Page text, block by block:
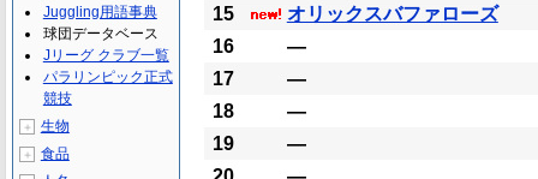
15
オリックスバファローズ
16
―
17
―
18
―
19
―
Juggling用語事典
球団データベース
Jリーグ クラブ一覧
パラリンピック正式
競技
＋ 生物
＋ 食品